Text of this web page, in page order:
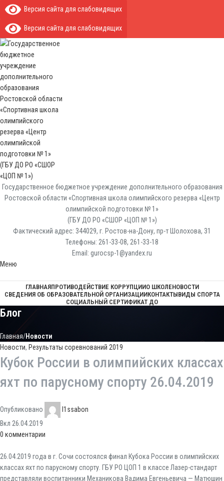
Версия сайта для слабовидящих
Версия сайта для слабовидящих
Государственное бюджетное учреждение дополнительного образования
Ростовской области «Спортивная школа олимпийского резерва «Центр
олимпийской подготовки № 1»
(ГБУ ДО РО «СШОР «ЦОП № 1»)
Фактический адрес: 344029, г. Ростов-на-Дону, пр-т Шолохова, 31
Телефоны: 261-33-08, 261-33-18
Email: gurocsp-1@yandex.ru
Меню
ГЛАВНАЯПРОТИВОДЕЙСТВИЕ КОРРУПЦИИО ШКОЛЕНОВОСТИ
СВЕДЕНИЯ ОБ ОБРАЗОВАТЕЛЬНОЙ ОРГАНИЗАЦИИКОНТАКТЫВИДЫ СПОРТА
СОЦИАЛЬНЫЙ СЕРТИФИКАТ ДО
Блог
Главная Новости
Новости, Результаты соревнований 2019
Кубок России в олимпийских классах
яхт по парусному спорту 26.04.2019
Опубликовано
l1ssabon
Вкл 26.04.2019
0 комментарии
26.04.2019 года в г. Сочи состоялся финал Кубока России в олимпийских
классах яхт по парусному спорту. ГБУ РО ЦОП 1 в классе Лазер-стандарт
представляли воспитанники Механикова Вадима Евгеньевича — Матюшин